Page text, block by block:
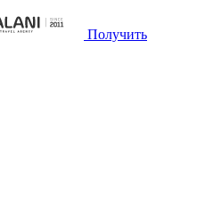
Получить